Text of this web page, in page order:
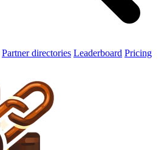
Partner directories Leaderboard Pricing